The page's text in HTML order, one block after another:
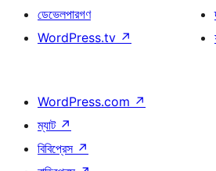
ডেভেলপারগণ
WordPress.tv ↗
WordPress.com ↗
ম্যাট ↗
বিবিপ্রেস ↗